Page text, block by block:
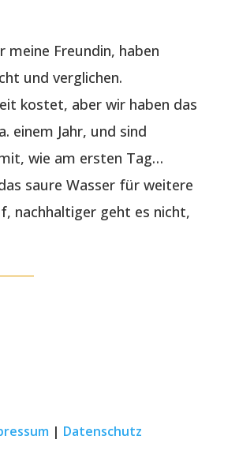
meine Freundin, haben
und verglichen.
kostet, aber wir haben das
einem Jahr, und sind
wie am ersten Tag…
saure Wasser für weitere
nachhaltiger geht es nicht,
| Datenschutz